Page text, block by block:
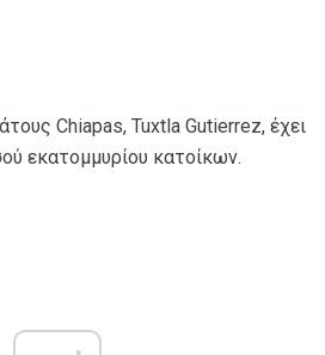
Chiapas, Tuxtla Gutierrez, έχει
εκατομμυρίου κατοίκων.